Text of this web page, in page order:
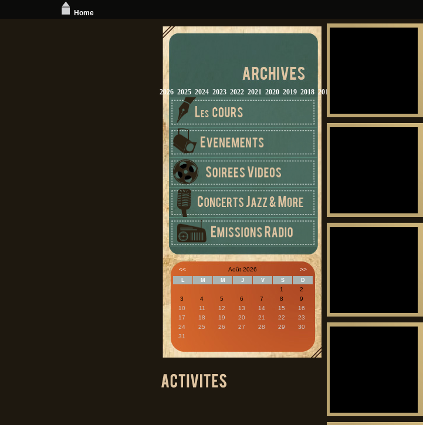
2026 2025 2024 2023 2022 2021 2020 2019 2018 2017
<< Août 2026 >>
L M M J V S D
1
2
3
4 5 6 7 8
9
10
11 12 13 14 15
16
17
18 19 20 21 22
23
24
25 26 27 28 29
30
31
Home